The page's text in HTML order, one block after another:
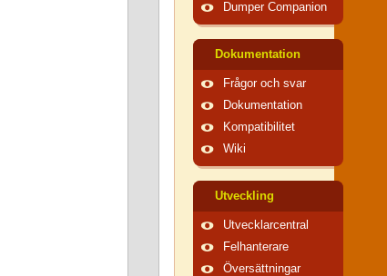
Dumper Companion
Dokumentation
Frågor och svar
Dokumentation
Kompatibilitet
Wiki
Utveckling
Utvecklarcentral
Felhanterare
Översättningar